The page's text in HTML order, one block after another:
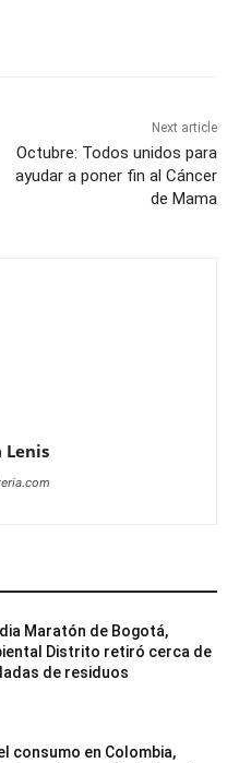
Next article
Octubre: Todos unidos para
ayudar a poner fin al Cáncer
de Mama
Lenis
Maratón de Bogotá,
Distrito retiró cerca de
de residuos
consumo en Colombia,